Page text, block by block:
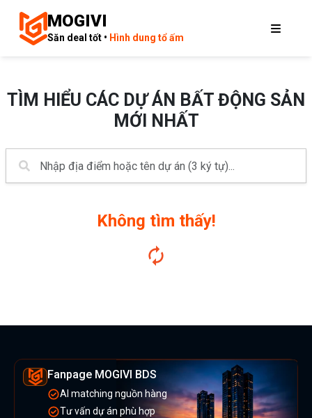
MOGIVI
Săn deal tốt • Hình dung tổ ấm
TÌM HIỂU CÁC DỰ ÁN BẤT ĐỘNG SẢN
MỚI NHẤT
Không tìm thấy!
Fanpage MOGIVI BDS
AI matching nguồn hàng
Tư vấn dự án phù hợp